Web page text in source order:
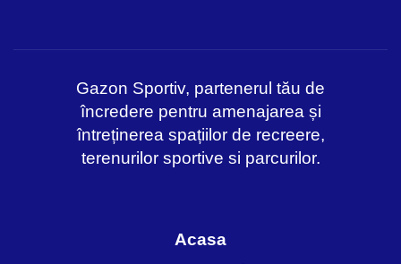
Gazon Sportiv, partenerul tău de
încredere pentru amenajarea și
întreținerea spațiilor de recreere,
terenurilor sportive si parcurilor.
Acasa